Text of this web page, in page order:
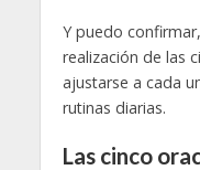
Y puedo
realización de las
ajustarse a cada
rutinas diarias.
Las cinco